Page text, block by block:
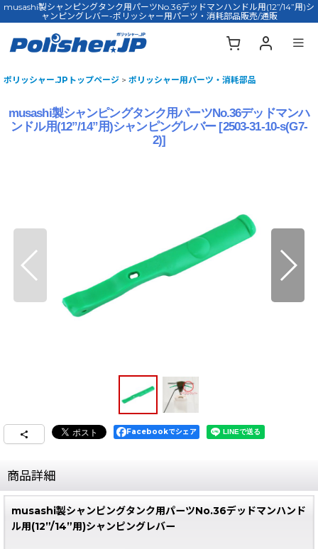
musashi製シャンピングタンク用パーツNo.36デッドマンハンドル用(12”/14”用)シ
ャンピングレバー-ポリッシャー用パーツ・消耗部品販売/通販
ポリッシャー.JPトップページ > ポリッシャー用パーツ・消耗部品
musashi製シャンピングタンク用パーツNo.36デッドマンハ
ンドル用(12”/14”用)シャンピングレバー [2503-31-10-s(G7-
2)]
Facebookでシェア
商品詳細
musashi製シャンピングタンク用パーツNo.36デッドマンハンド
ル用(12”/14”用)シャンピングレバー